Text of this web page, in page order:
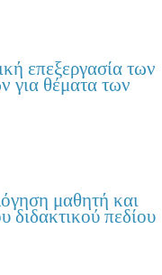
επεξεργασία των
για θέματα των
μαθητή και
πεδίου